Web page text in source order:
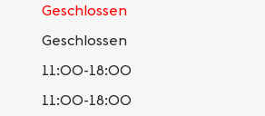
Geschlossen
Geschlossen
11:00-18:00
11:00-18:00